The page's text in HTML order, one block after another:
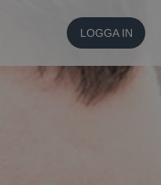
LOGGA IN